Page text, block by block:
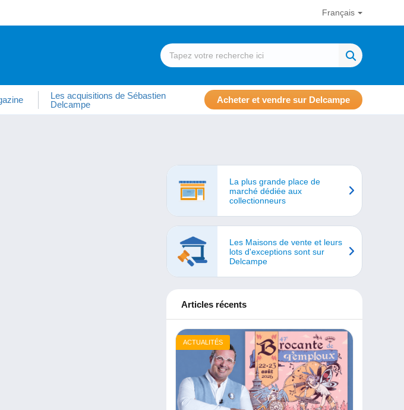
Français
Les acquisitions de Sébastien
Delcampe
Acheter et vendre sur Delcampe
La plus grande place de
marché dédiée aux
collectionneurs
Les Maisons de vente et leurs
lots d'exceptions sont sur
Delcampe
Articles récents
ACTUALITÉS